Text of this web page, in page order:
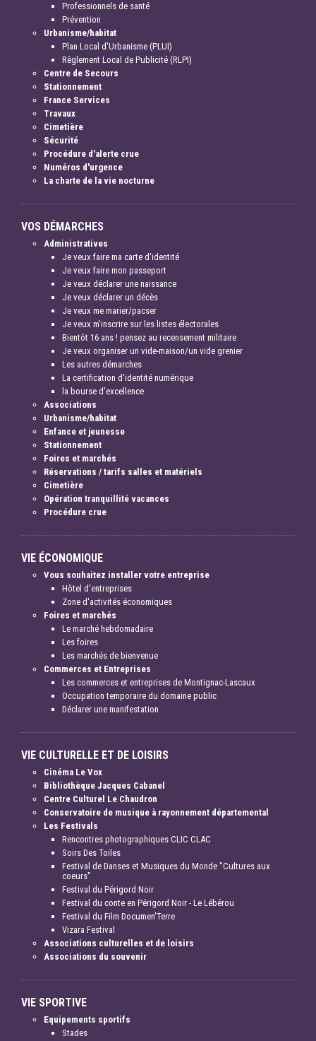
Professionnels de santé
Prévention
Urbanisme/habitat
Plan Local d'Urbanisme (PLUI)
Règlement Local de Publicité (RLPI)
Centre de Secours
Stationnement
France Services
Travaux
Cimetière
Sécurité
Procédure d'alerte crue
Numéros d'urgence
La charte de la vie nocturne
VOS DÉMARCHES
Administratives
Je veux faire ma carte d'identité
Je veux faire mon passeport
Je veux déclarer une naissance
Je veux déclarer un décès
Je veux me marier/pacser
Je veux m'inscrire sur les listes électorales
Bientôt 16 ans ! pensez au recensement militaire
Je veux organiser un vide-maison/un vide grenier
Les autres démarches
La certification d'identité numérique
la bourse d'excellence
Associations
Urbanisme/habitat
Enfance et jeunesse
Stationnement
Foires et marchés
Réservations / tarifs salles et matériels
Cimetière
Opération tranquillité vacances
Procédure crue
VIE ÉCONOMIQUE
Vous souhaitez installer votre entreprise
Hôtel d'entreprises
Zone d'activités économiques
Foires et marchés
Le marché hebdomadaire
Les foires
Les marchés de bienvenue
Commerces et Entreprises
Les commerces et entreprises de Montignac-Lascaux
Occupation temporaire du domaine public
Déclarer une manifestation
VIE CULTURELLE ET DE LOISIRS
Cinéma Le Vox
Bibliothèque Jacques Cabanel
Centre Culturel Le Chaudron
Conservatoire de musique à rayonnement départemental
Les Festivals
Rencontres photographiques CLIC CLAC
Soirs Des Toiles
Festival de Danses et Musiques du Monde "Cultures aux
coeurs"
Festival du Périgord Noir
Festival du conte en Périgord Noir - Le Lébérou
Festival du Film Documen'Terre
Vizara Festival
Associations culturelles et de loisirs
Associations du souvenir
VIE SPORTIVE
Equipements sportifs
Stades